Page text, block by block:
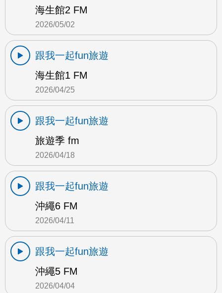
海生館2 FM
2026/05/02
跟我一起fun旅遊
海生館1 FM
2026/04/25
跟我一起fun旅遊
旅遊季 fm
2026/04/18
跟我一起fun旅遊
沖繩6 FM
2026/04/11
跟我一起fun旅遊
沖繩5 FM
2026/04/04